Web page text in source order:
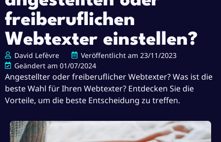
freiberuflichen
Webtexter einstellen?
David Lefèvre Veröffentlicht am 23/11/2023
Geändert am 01/07/2024
Angestellter oder freiberuflicher Webtexter? Was ist die
beste Wahl für Ihren Webtexter? Entdecken Sie die
Vorteile, um die beste Entscheidung zu treffen.